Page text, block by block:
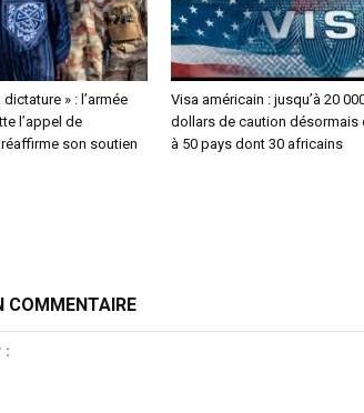
» : l’armée
l’appel de
son soutien
Visa américain : jusqu’à 20
dollars de caution désormais
à 50 pays dont 30 africains
COMMENTAIRE